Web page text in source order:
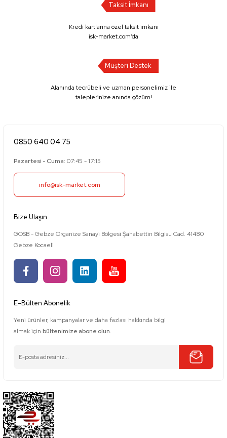
Taksit İmkanı
Kredi kartlarına özel taksit imkanı
isk-market.com’da
Müşteri Destek
Alanında tecrübeli ve uzman personelimiz ile
taleplerinize anında çözüm!
0850 640 04 75
Pazartesi - Cuma: 07:45 - 17:15
info@isk-market.com
Bize Ulaşın
GOSB - Gebze Organize Sanayi Bölgesi Şahabettin Bilgisu Cad. 41480
Gebze Kocaeli
E-Bülten Abonelik
Yeni ürünler, kampanyalar ve daha fazlası hakkında bilgi
almak için bültenimize abone olun.